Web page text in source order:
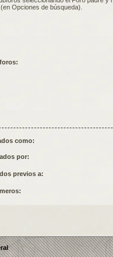
Opciones de búsqueda).
como:
por:
previos a: